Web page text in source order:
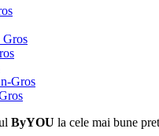
Gros
Gros
ByYOU la cele mai bune